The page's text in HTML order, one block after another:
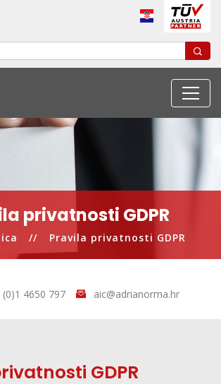
privatnosti GDPR
Pravila privatnosti GDPR
4650 797 aic@adrianorma.hr
GDPR